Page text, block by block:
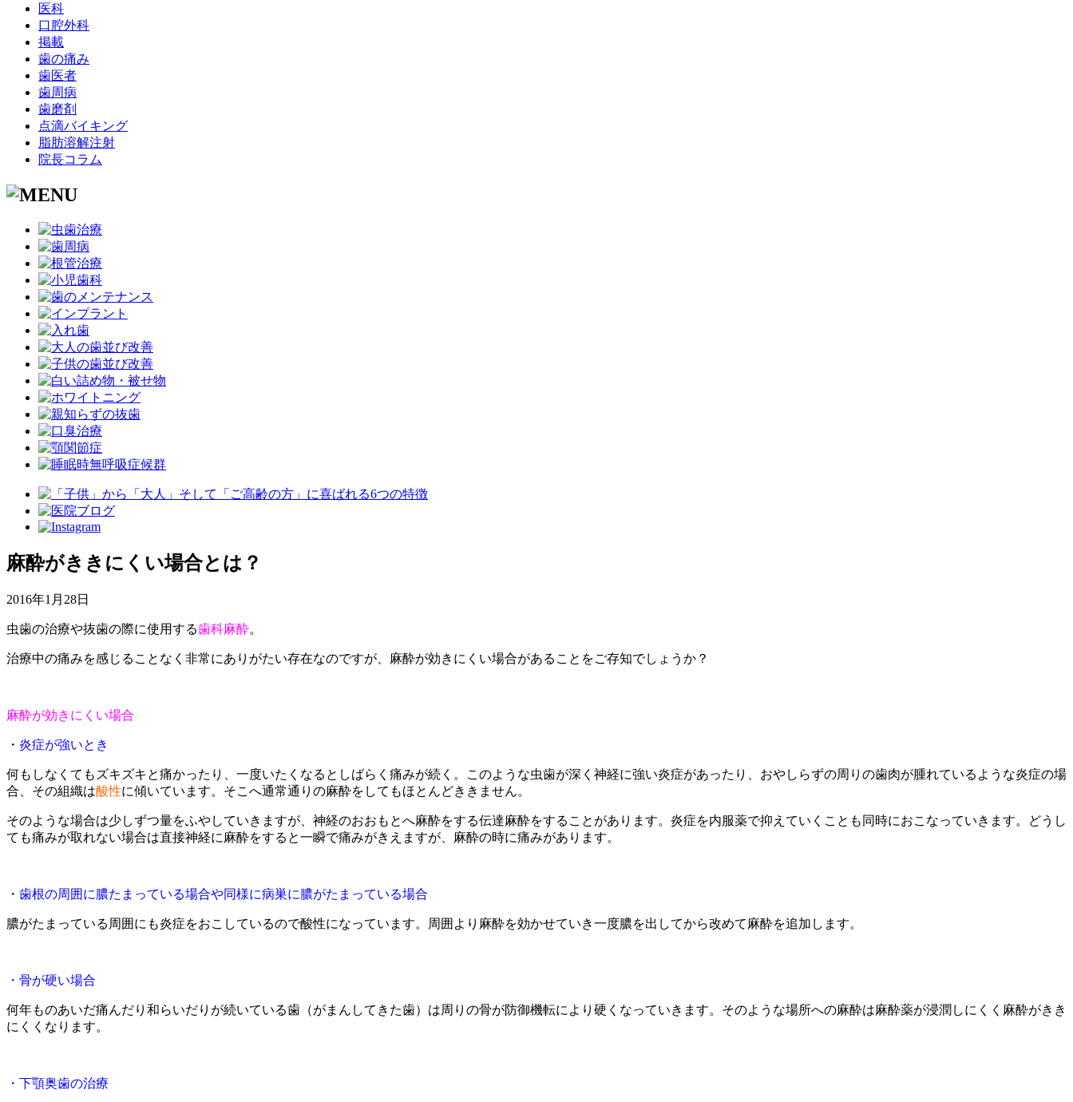
医科
口腔外科
掲載
歯の痛み
歯医者
歯周病
歯磨剤
点滴バイキング
脂肪溶解注射
院長コラム
麻酔がききにくい場合とは？
2016年1月28日
虫歯の治療や抜歯の際に使用する歯科麻酔。
治療中の痛みを感じることなく非常にありがたい存在なのですが、麻酔が効きにくい場合があることをご存知でしょうか？
麻酔が効きにくい場合
・ 炎症が強いとき
何もしなくてもズキズキと痛かったり、一度いたくなるとしばらく痛みが続く。このような虫歯が深く神経に強い炎症があったり、おやしらずの周りの歯肉が腫れているような炎症の場
合、その組織は酸性に傾いています。そこへ通常通りの麻酔をしてもほとんどききません。
そのような場合は少しずつ量をふやしていきますが、神経のおおもとへ麻酔をする伝達麻酔をすることがあります。炎症を内服薬で抑えていくことも同時におこなっていきます。どうし
ても痛みが取れない場合は直接神経に麻酔をすると一瞬で痛みがきえますが、麻酔の時に痛みがあります。
・ 歯根の周囲に膿たまっている場合や同様に病巣に膿がたまっている場合
膿がたまっている周囲にも炎症をおこしているので酸性になっています。周囲より麻酔を効かせていき一度膿を出してから改めて麻酔を追加します。
・骨が硬い場合
何年ものあいだ痛んだり和らいだりが続いている歯（がまんしてきた歯）は周りの骨が防御機転により硬くなっていきます。そのような場所への麻酔は麻酔薬が浸潤しにくく麻酔がきき
にくくなります。
・下顎奥歯の治療